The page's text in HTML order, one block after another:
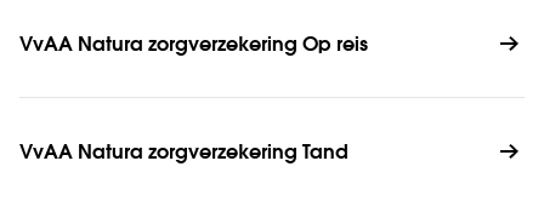
VvAA Natura zorgverzekering Op reis
VvAA Natura zorgverzekering Tand